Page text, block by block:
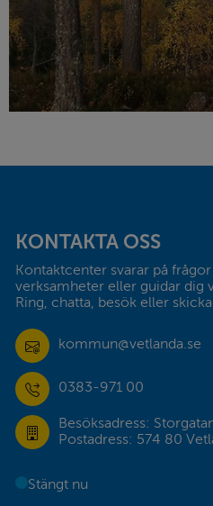
KONTAKTA OSS
Kontaktcenter svarar på
verksamheter eller guidar dig
Ring, chatta, besök eller
kommun@vetlanda.se
0383-971 00
Besöksadress:
Postadress: 574 80
Stängt nu